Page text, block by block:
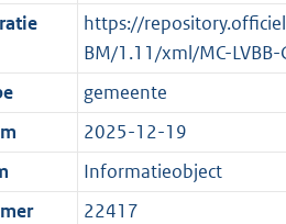
t
t
e
:
1
K
b
https://
BM/1.11/xml/MC-LVBB-
gemeente
2025-12-19
Informatieobject
22417